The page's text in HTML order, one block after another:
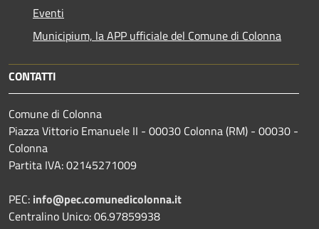
Eventi
Municipium, la APP ufficiale del Comune di Colonna
CONTATTI
Comune di Colonna
Piazza Vittorio Emanuele II - 00030 Colonna (RM) - 00030 -
Colonna
Partita IVA: 02145271009
PEC: info@pec.comunedicolonna.it
Centralino Unico: 06.97859938